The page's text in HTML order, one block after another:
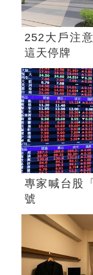
252大戶注
這天停牌
專家喊台股
號